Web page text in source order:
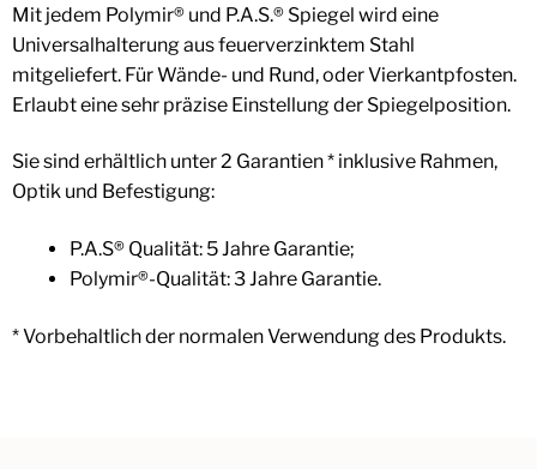
Mit jedem Polymir® und P.A.S.® Spiegel wird eine
Universalhalterung aus feuerverzinktem Stahl
mitgeliefert. Für Wände- und Rund, oder Vierkantpfosten.
Erlaubt eine sehr präzise Einstellung der Spiegelposition.
Sie sind erhältlich unter 2 Garantien * inklusive Rahmen,
Optik und Befestigung:
P.A.S® Qualität: 5 Jahre Garantie;
Polymir®-Qualität: 3 Jahre Garantie.
* Vorbehaltlich der normalen Verwendung des Produkts.